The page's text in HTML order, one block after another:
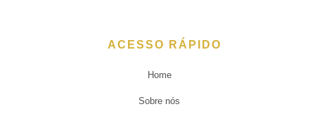
ACESSO RÁPIDO
Home
Sobre nós